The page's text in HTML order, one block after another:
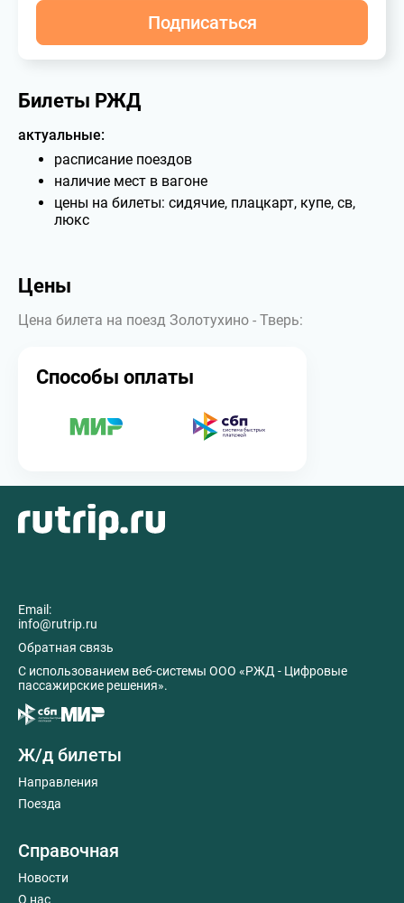
Подписаться
Билеты РЖД
актуальные:
расписание поездов
наличие мест в вагоне
цены на билеты: сидячие, плацкарт, купе, св,
люкс
Цены
Цена билета на поезд Золотухино - Тверь:
Способы оплаты
Email:
info@rutrip.ru
Обратная связь
C использованием веб-системы ООО «РЖД - Цифровые
пассажирские решения».
Ж/д билеты
Направления
Поезда
Справочная
Новости
О нас